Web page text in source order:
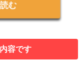
む
容です